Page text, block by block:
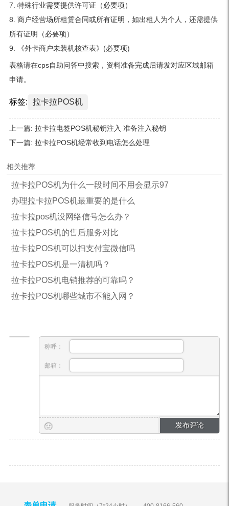
7. 特殊行业需要提供许可证（必要项）
8. 商户经营场所租赁合同或所有证明，如出租人为个人，还需提供
所有证明（必要项）
9. 《外卡商户未装机核查表》(必要项)
表格请在cps自助问答中搜索，资料准备完成后请发对应区域邮箱
申请。
标签: 拉卡拉POS机
上一篇: 拉卡拉电签POS机秘钥注入 准备注入秘钥
下一篇: 拉卡拉POS机经常收到电话怎么处理
相关推荐
拉卡拉POS机为什么一段时间不用会显示97
办理拉卡拉POS机最重要的是什么
拉卡拉pos机没网络信号怎么办？
拉卡拉POS机的售后服务对比
拉卡拉POS机可以扫支付宝微信吗
拉卡拉POS机是一清机吗？
拉卡拉POS机电销推荐的可靠吗？
拉卡拉POS机哪些城市不能入网？
称呼：
邮箱：